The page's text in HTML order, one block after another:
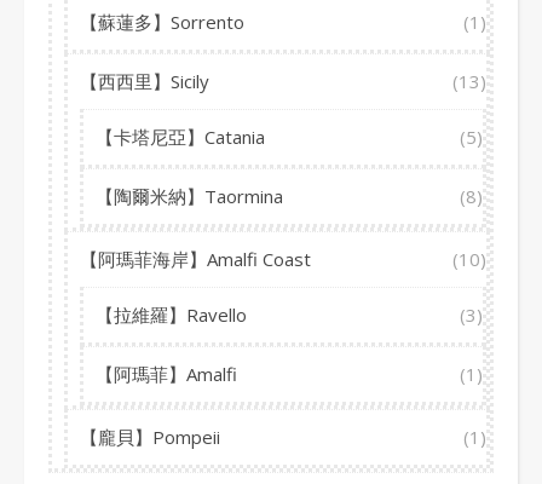
【蘇蓮多】Sorrento (1)
【西西里】Sicily (13)
【卡塔尼亞】Catania (5)
【陶爾米納】Taormina (8)
【阿瑪菲海岸】Amalfi Coast (10)
【拉維羅】Ravello (3)
【阿瑪菲】Amalfi (1)
【龐貝】Pompeii (1)